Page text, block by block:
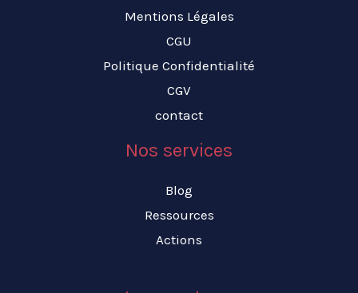
Mentions Légales
CGU
Politique Confidentialité
CGV
contact
Nos services
Blog
Ressources
Actions